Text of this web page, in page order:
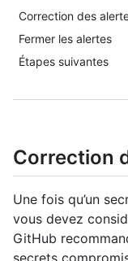
Correction des
Fermer les alertes
Étapes suivantes
Correction
Une fois qu’un
vous devez
GitHub